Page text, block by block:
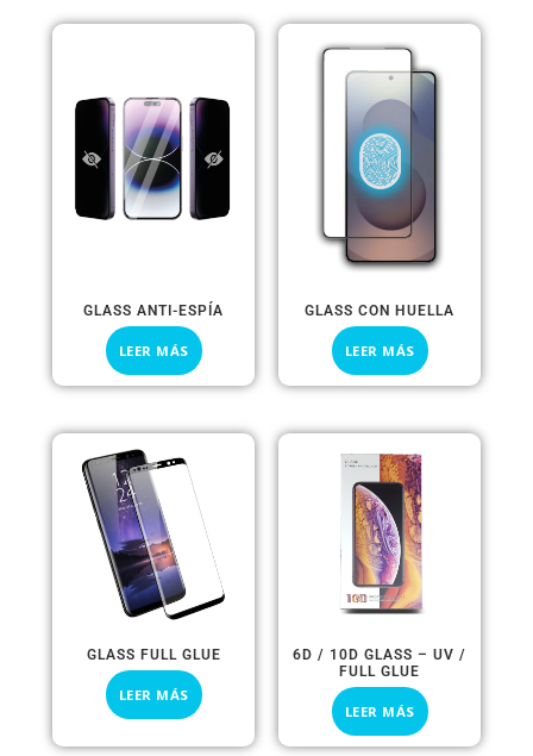
GLASS ANTI-ESPÍA
LEER MÁS
GLASS CON HUELLA
LEER MÁS
GLASS FULL GLUE
LEER MÁS
6D / 10D GLASS – UV /
FULL GLUE
LEER MÁS